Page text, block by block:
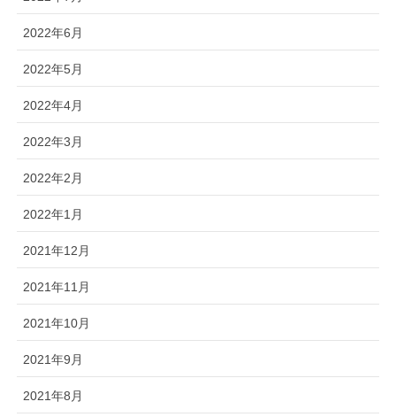
2022年6月
2022年5月
2022年4月
2022年3月
2022年2月
2022年1月
2021年12月
2021年11月
2021年10月
2021年9月
2021年8月